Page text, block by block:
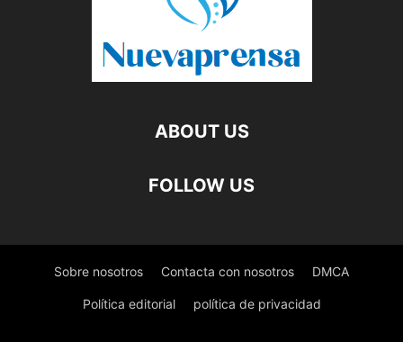
ABOUT US
FOLLOW US
Sobre nosotros Contacta con nosotros DMCA
Política editorial política de privacidad